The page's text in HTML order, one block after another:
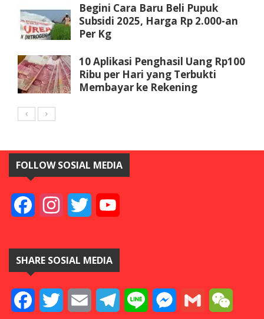
Begini Cara Baru Beli Pupuk
Subsidi 2025, Harga Rp 2.000-an
Per Kg
10 Aplikasi Penghasil Uang Rp100
Ribu per Hari yang Terbukti
Membayar ke Rekening
FOLLOW SOSIAL MEDIA
FacebookInstagramTwitter
SHARE SOSIAL MEDIA
FacebookTwitter Email TelegramLine Messenger
Gmail